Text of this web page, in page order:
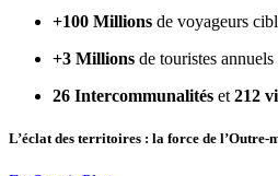
+100 Millions de voyageurs
+3 Millions de touristes
26 Intercommunalités et 212
L’éclat des territoires : la force de l’Outre-